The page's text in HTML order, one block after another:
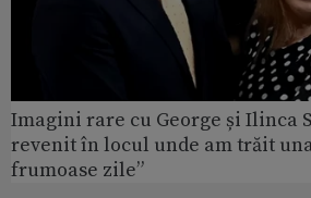
Imagini rare cu George și Ilinca
revenit în locul unde am trăit
frumoase zile”